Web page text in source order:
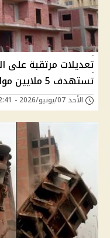
تعديلات مرتقبة على
تستهدف 5 ملايين مواطن وخصومات 50%
الأحد 07/يونيو/2026 - 02:41 م